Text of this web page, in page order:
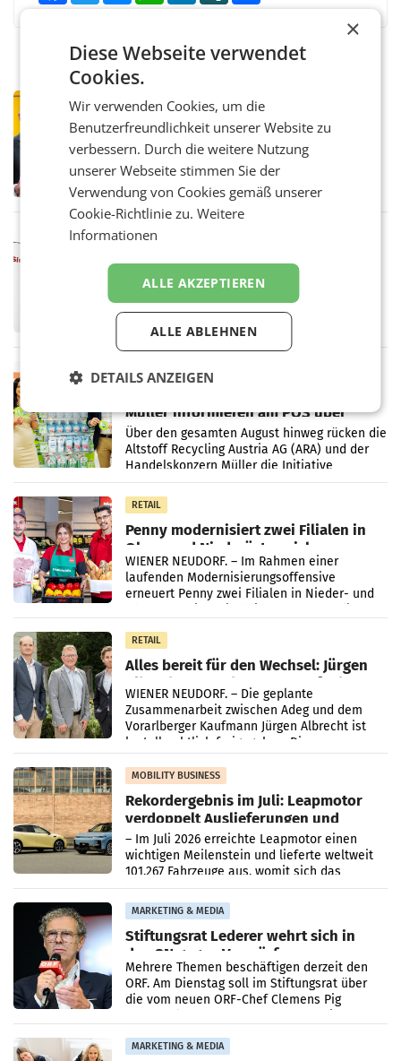
PRIMENEWS
Österreichische Post: Umsatzplus im
ersten Halbjahr trotz schwachem
Briefgeschäft
WIEN Die Österreichische Post AG hat im
ersten Halbjahr 2026 einen Konzernumsatz
von 1.544,0 Mio. EUR erwirtschaftet, was
einem Plus von 3,8 Prozent gegenüber dem
MARKETING & MEDIA
ProSiebenSat.1 spart und macht
überraschend viel Gewinn
UNTERFÖHRING/MAILAND/AMSTERDAM. Der
Fernsehkonzern ProSiebenSat.1 hat im
Frühjahr dank Kostensenkungen operativ
wieder Gewinn gemacht und die
Markterwartung deutlich übertroffen.
Müller informieren am POS über
Kreislauffähigkeit
Über den gesamten August hinweg rücken die
Altstoff Recycling Austria AG (ARA) und der
Handelskonzern Müller die Initiative
„Kreislauf-Helden“ in allen österreichischen
Müller-Filialen
RETAIL
Penny modernisiert zwei Filialen in
Ober- und Niederösterreich
WIENER NEUDORF. – Im Rahmen einer
laufenden Modernisierungsoffensive
erneuert Penny zwei Filialen in Nieder- und
RETAIL
Alles bereit für den Wechsel: Jürgen
Albrecht setzt ab 1.1.2027 auf Adeg
WIENER NEUDORF. – Die geplante
Zusammenarbeit zwischen Adeg und dem
Vorarlberger Kaufmann Jürgen Albrecht ist
kartellrechtlich freigegeben: Die
Bundeswettbewerbsbehörde und der
Bundeskartellanwalt
MOBILITY BUSINESS
Rekordergebnis im Juli: Leapmotor
verdoppelt Auslieferungen und
überschreitet die 100.000er-Marke
– Im Juli 2026 erreichte Leapmotor einen
wichtigen Meilenstein und lieferte weltweit
101.267 Fahrzeuge aus, womit sich das
Ergebnis gegenüber Juli 2025 mehr als
verdoppelte (+102
MARKETING & MEDIA
Stiftungsrat Lederer wehrt sich in
den SN gegen Vorwürfe
Mehrere Themen beschäftigen derzeit den
ORF. Am Dienstag soll im Stiftungsrat über
die vom neuen ORF-Chef Clemens Pig
MARKETING & MEDIA
×
Diese Webseite verwendet
Cookies.
Wir verwenden Cookies, um die
Benutzerfreundlichkeit unserer Website zu
verbessern. Durch die weitere Nutzung
unserer Webseite stimmen Sie der
Verwendung von Cookies gemäß unserer
Cookie-Richtlinie zu.Weitere
Informationen
ALLE AKZEPTIEREN
ALLE ABLEHNEN
DETAILS ANZEIGEN